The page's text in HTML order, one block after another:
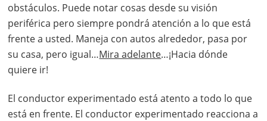
obstáculos. Puede notar cosas desde su visión
periférica pero siempre pondrá atención a lo que está
frente a usted. Maneja con autos alrededor, pasa por
su casa, pero igual…Mira adelante…¡Hacia dónde
quiere ir!
El conductor experimentado está atento a todo lo que
está en frente. El conductor experimentado reacciona a